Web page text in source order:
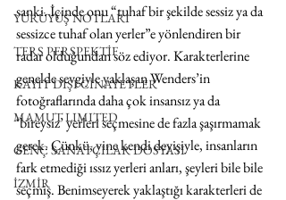
YÜRÜYÜŞ NOTLARI
TERS PERSPEKTİF
KAYIT DIŞI CİNAYETLER
MAMUT LIMITED
GENÇ SANATÇILAR DOSYASI
İZMİR
sanki. İçinde onu “tuhaf bir şekilde sessiz ya da
sessizce tuhaf olan yerler”e yönlendiren bir
radar olduğundan söz ediyor. Karakterlerine
genelde sevgiyle yaklaşan Wenders’in
fotoğraflarında daha çok insansız ya da
‘bireysiz’ yerleri seçmesine de fazla şaşırmamak
gerek. Çünkü, yine kendi deyişiyle, insanların
fark etmediği ıssız yerleri anları, şeyleri bile bile
seçmiş. Benimseyerek yaklaştığı karakterleri de